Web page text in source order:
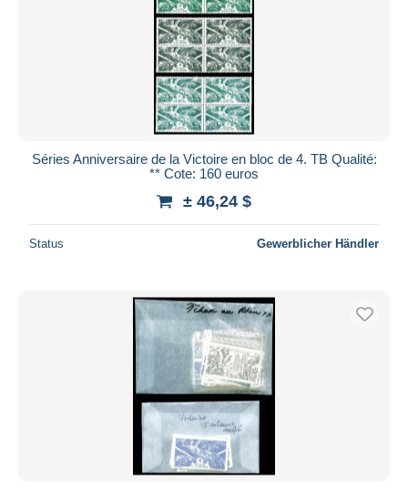
Séries Anniversaire de la Victoire en bloc de 4. TB Qualité:
** Cote: 160 euros
± 46,24 $
Status Gewerblicher Händler